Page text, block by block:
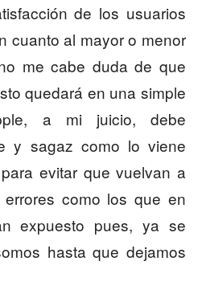
de los usuarios
cuanto al mayor o menor
me cabe duda de que
quedará en una simple
a mi juicio, debe
y sagaz como lo viene
evitar que vuelvan a
errores como los que en
expuesto pues, ya se
hasta que dejamos